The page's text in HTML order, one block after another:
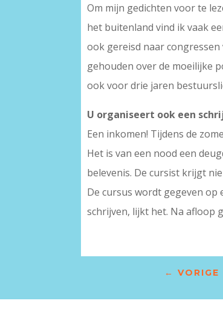
Om mijn gedichten voor te
het buitenland vind ik vaak
ook gereisd naar
gehouden over de moeilijke
ook voor drie jaren
U organiseert ook een
Een inkomen! Tijdens de
Het is van een nood een
belevenis. De cursist krijgt
De cursus wordt gegeven
schrijven, lijkt het. Na afloop
← VORIGE